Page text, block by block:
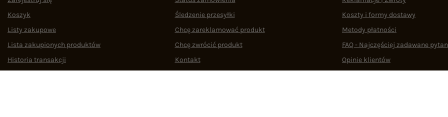
Koszyk
Listy zakupowe
Lista zakupionych produktów
Historia transakcji
Śledzenie przesyłki
Chcę zareklamować produkt
Chcę zwrócić produkt
Kontakt
Koszty i formy dostawy
Metody płatności
FAQ - Najczęściej zadawane
Opinie klientów